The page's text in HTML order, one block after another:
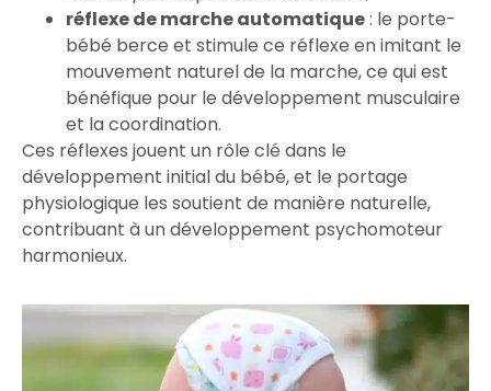
réflexe de marche automatique: le porte-
bébé berce et stimule ce réflexe en imitant le
mouvement naturel de la marche, ce qui est
bénéfique pour le développement musculaire
et la coordination.
Ces réflexes jouent un rôle clé dans le
développement initial du bébé, et le portage
physiologique les soutient de manière naturelle,
contribuant à un développement psychomoteur
harmonieux.